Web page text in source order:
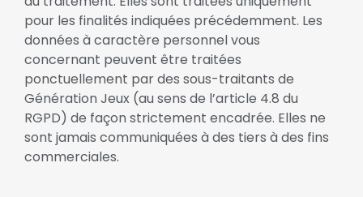
pour les finalités indiquées précédemment. Les
données à caractère personnel vous
concernant peuvent être traitées
ponctuellement par des sous-traitants de
Génération Jeux (au sens de l’article 4.8 du
RGPD) de façon strictement encadrée. Elles ne
sont jamais communiquées à des tiers à des fins
commerciales.